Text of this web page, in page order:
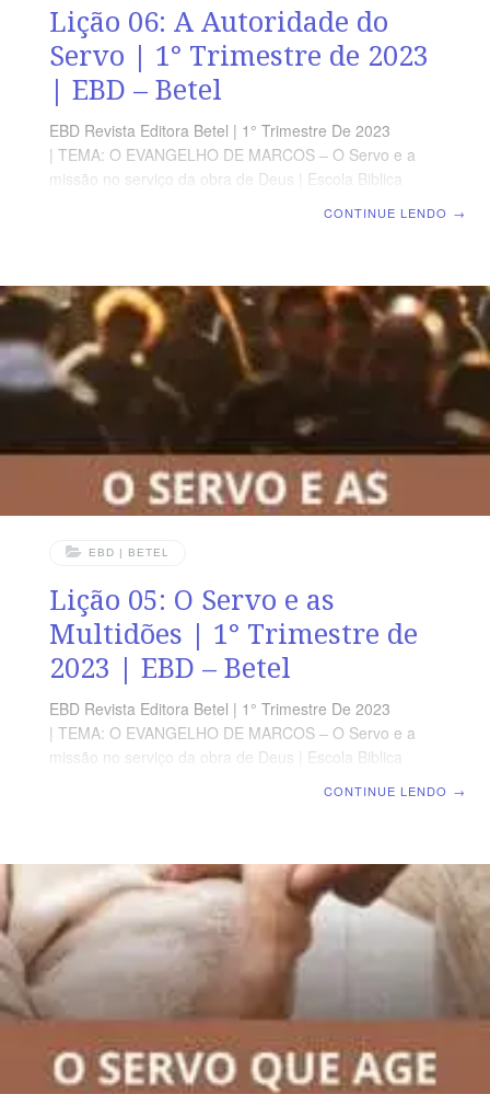
Lição 06: A Autoridade do
Servo | 1° Trimestre de 2023
| EBD – Betel
EBD Revista Editora Betel | 1° Trimestre De 2023
| TEMA: O EVANGELHO DE MARCOS – O Servo e a
missão no serviço da obra de Deus | Escola Biblica
revelação acerca da autoridade de Jesus Cristo
registrada nos Evangelhos deve produzir em nós
confiança a impulsionar-nos no cumprimento da missão
evangelizadora OBJETIVOS DA LIÇÃO Evidenciar as
manifestações da
CONTINUE LENDO →
EBD | BETEL
Lição 05: O Servo e as
Multidões | 1° Trimestre de
2023 | EBD – Betel
EBD Revista Editora Betel | 1° Trimestre De 2023
| TEMA: O EVANGELHO DE MARCOS – O Servo e a
missão no serviço da obra de Deus | Escola Biblica
com compaixão, discernimento e atenção. OBJETIVOS
DA LIÇÃO Ensinar como devemos nos portar em meio a
multidão.Mostrar que ninguém pode atrapalhar nossos
sonhos.Falar que o Servo socorre quem vai ao
CONTINUE LENDO →